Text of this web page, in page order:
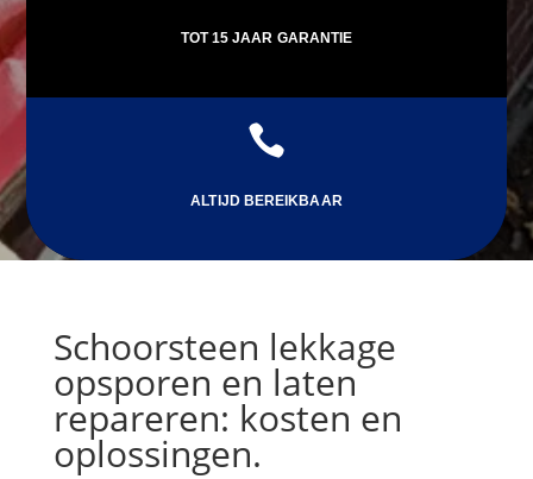
TOT 15 JAAR GARANTIE

ALTIJD BEREIKBAAR
Schoorsteen lekkage
opsporen en laten
repareren: kosten en
oplossingen.